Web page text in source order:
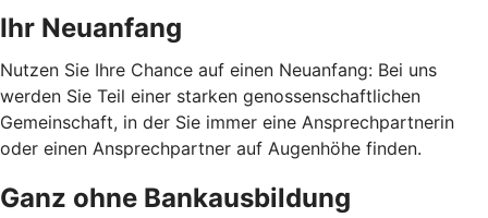
Ihr Neuanfang
Nutzen Sie Ihre Chance auf einen Neuanfang: Bei uns
werden Sie Teil einer starken genossenschaftlichen
Gemeinschaft, in der Sie immer eine Ansprechpartnerin
oder einen Ansprechpartner auf Augenhöhe finden.
Ganz ohne Bankausbildung